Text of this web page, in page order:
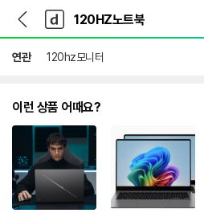
다
나
와
가
기
다
와
메
연관 120hz모니터
이런 상품 어때요?